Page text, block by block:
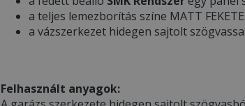
a teljes lemezborítás színe MATT FEKETE
a vázszerkezet hidegen sajtolt
Felhasznált anyagok: